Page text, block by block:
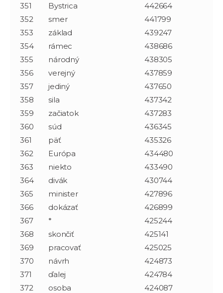
351
Bystrica
442664
352
smer
441799
353
základ
439247
354
rámec
438686
355
národný
438305
356
verejný
437859
357
jediný
437650
358
sila
437342
359
začiatok
437283
360
súd
436345
361
päť
435326
362
Európa
434480
363
niekto
433490
364
divák
430744
365
minister
427896
366
dokázať
426899
367
*
425244
368
skončiť
425141
369
pracovať
425025
370
návrh
424873
371
ďalej
424784
372
osoba
424087